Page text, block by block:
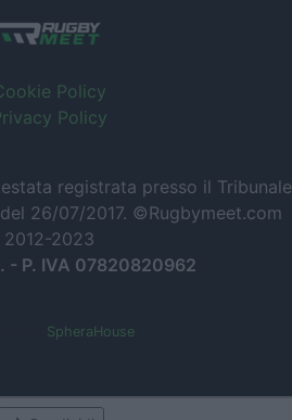
Policy
Policy
registrata presso il Tribunale
26/07/2017. ©Rugbymeet.com
2012-2023
- P. IVA 07820820962
SpheraHouse